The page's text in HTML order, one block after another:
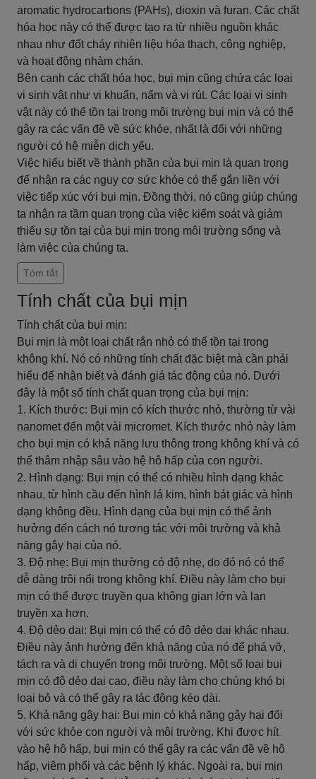
aromatic hydrocarbons (PAHs), dioxin và furan. Các chất
hóa học này có thể được tạo ra từ nhiều nguồn khác
nhau như đốt cháy nhiên liệu hóa thạch, công nghiệp,
và hoạt động nhàm chán.
Bên cạnh các chất hóa học, bụi mịn cũng chứa các loại
vi sinh vật như vi khuẩn, nấm và vi rút. Các loại vi sinh
vật này có thể tồn tại trong môi trường bụi mịn và có thể
gây ra các vấn đề về sức khỏe, nhất là đối với những
người có hệ miễn dịch yếu.
Việc hiểu biết về thành phần của bụi mịn là quan trọng
để nhận ra các nguy cơ sức khỏe có thể gắn liền với
việc tiếp xúc với bụi mịn. Đồng thời, nó cũng giúp chúng
ta nhận ra tầm quan trọng của việc kiểm soát và giảm
thiểu sự tồn tại của bụi mịn trong môi trường sống và
làm việc của chúng ta.
Tóm tắt
Tính chất của bụi mịn
Tính chất của bụi mịn:
Bụi mịn là một loại chất rắn nhỏ có thể tồn tại trong
không khí. Nó có những tính chất đặc biệt mà cần phải
hiểu để nhận biết và đánh giá tác động của nó. Dưới
đây là một số tính chất quan trọng của bụi mịn:
1. Kích thước: Bụi mịn có kích thước nhỏ, thường từ vài
nanomet đến một vài micromet. Kích thước nhỏ này làm
cho bụi mịn có khả năng lưu thông trong không khí và có
thể thâm nhập sâu vào hệ hô hấp của con người.
2. Hình dạng: Bụi mịn có thể có nhiều hình dạng khác
nhau, từ hình cầu đến hình lá kim, hình bát giác và hình
dạng không đều. Hình dạng của bụi mịn có thể ảnh
hưởng đến cách nó tương tác với môi trường và khả
năng gây hại của nó.
3. Độ nhẹ: Bụi mịn thường có độ nhẹ, do đó nó có thể
dễ dàng trôi nổi trong không khí. Điều này làm cho bụi
mịn có thể được truyền qua không gian lớn và lan
truyền xa hơn.
4. Độ dẻo dai: Bụi mịn có thể có độ dẻo dai khác nhau.
Điều này ảnh hưởng đến khả năng của nó để phá vỡ,
tách ra và di chuyển trong môi trường. Một số loại bụi
mịn có độ dẻo dai cao, điều này làm cho chúng khó bị
loại bỏ và có thể gây ra tác động kéo dài.
5. Khả năng gây hại: Bụi mịn có khả năng gây hại đối
với sức khỏe con người và môi trường. Khi được hít
vào hệ hô hấp, bụi mịn có thể gây ra các vấn đề về hô
hấp, viêm phổi và các bệnh lý khác. Ngoài ra, bụi mịn